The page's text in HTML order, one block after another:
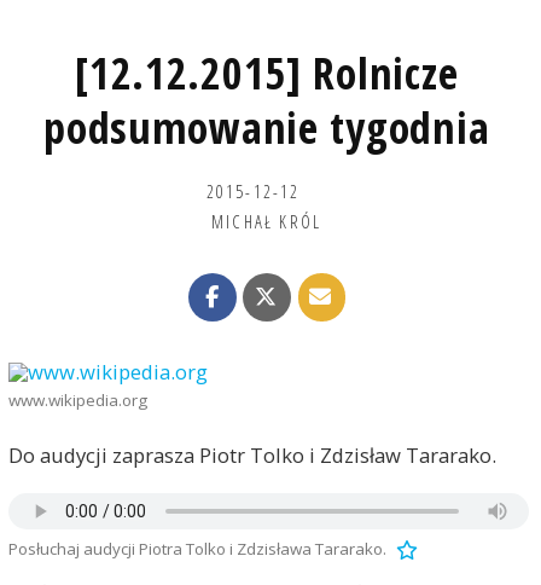
[12.12.2015] Rolnicze
podsumowanie tygodnia
2015-12-12
MICHAŁ KRÓL
www.wikipedia.org
Do audycji zaprasza Piotr Tolko i Zdzisław Tararako.
Posłuchaj audycji Piotra Tolko i Zdzisława Tararako.